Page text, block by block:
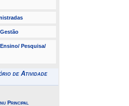
Pesquisa/
de Atividade
Principal